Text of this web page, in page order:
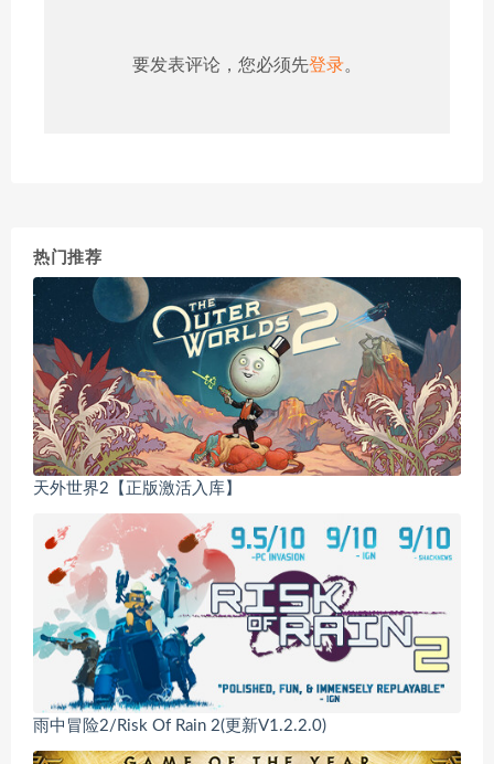
要发表评论，您必须先登录。
热门推荐
天外世界2【正版激活入库】
雨中冒险2/Risk Of Rain 2(更新V1.2.2.0)